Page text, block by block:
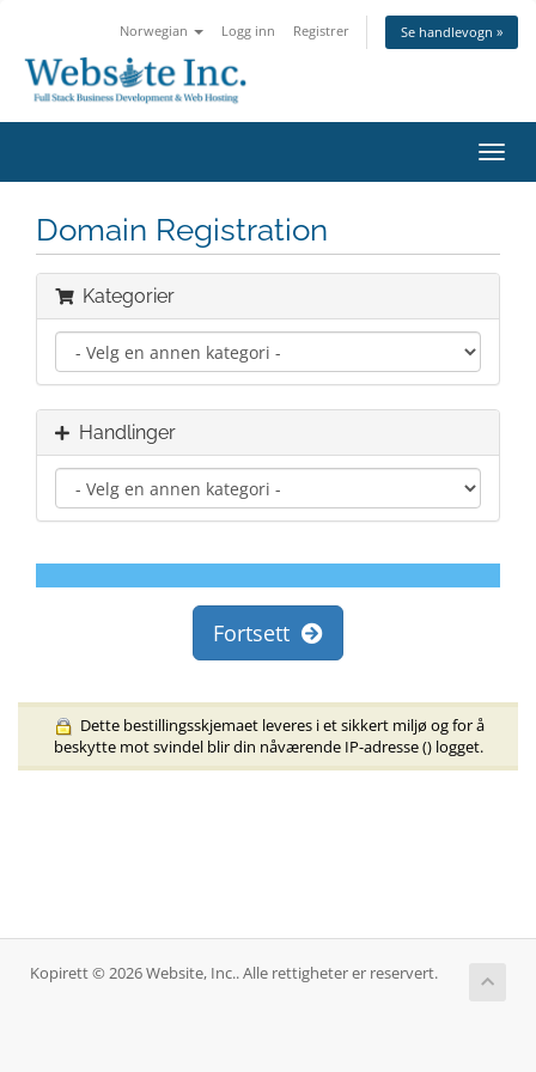
Norwegian Logg inn Registrer Se handlevogn »
Bytt
Domain Registration
Kategorier
Handlinger
Fortsett
Dette bestillingsskjemaet leveres i et sikkert miljø og for å
beskytte mot svindel blir din nåværende IP-adresse () logget.
Kopirett © 2026 Website, Inc.. Alle rettigheter er reservert.